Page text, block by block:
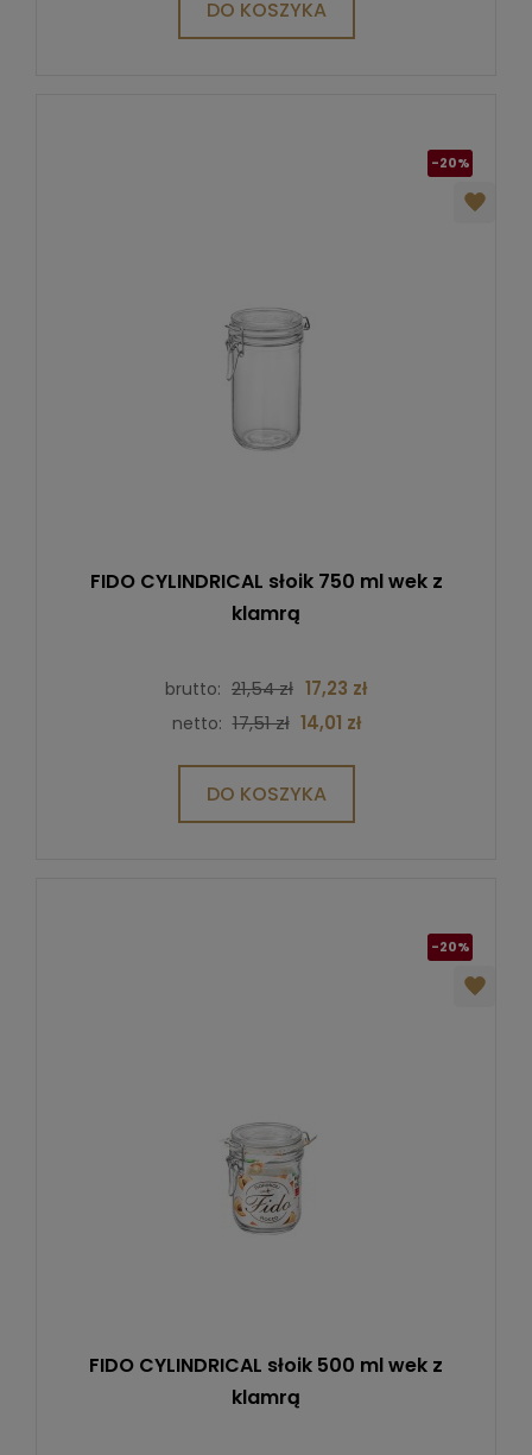
DO KOSZYKA
-20%
FIDO CYLINDRICAL słoik 750 ml wek z
klamrą
brutto: 21,54 zł 17,23 zł
netto: 17,51 zł 14,01 zł
DO KOSZYKA
-20%
FIDO CYLINDRICAL słoik 500 ml wek z
klamrą